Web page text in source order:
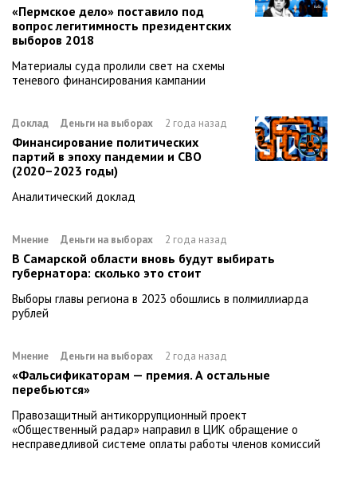
«Пермское дело» поставило под
вопрос легитимность президентских
выборов 2018
Материалы суда пролили свет на схемы
теневого финансирования кампании
Доклад Деньги на выборах 2 года назад
Финансирование политических
партий в эпоху пандемии и СВО
(2020–2023 годы)
Аналитический доклад
Мнение Деньги на выборах 2 года назад
В Самарской области вновь будут выбирать
губернатора: сколько это стоит
Выборы главы региона в 2023 обошлись в полмиллиарда
рублей
Мнение Деньги на выборах 2 года назад
«Фальсификаторам — премия. А остальные
перебьются»
Правозащитный антикоррупционный проект
«Общественный радар» направил в ЦИК обращение о
несправедливой системе оплаты работы членов комиссий